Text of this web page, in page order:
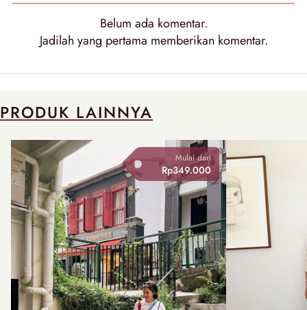
Belum ada komentar.
Jadilah yang pertama memberikan komentar.
PRODUK LAINNYA
Mulai dari
Rp349.000